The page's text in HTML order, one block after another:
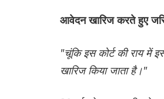
आवेदन खारिज करते हुए
"चूंकि इस कोर्ट की राय में
खारिज किया जाता है।"